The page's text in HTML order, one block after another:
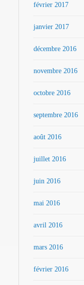
février 2017
janvier 2017
décembre 2016
novembre 2016
octobre 2016
septembre 2016
août 2016
juillet 2016
juin 2016
mai 2016
avril 2016
mars 2016
février 2016